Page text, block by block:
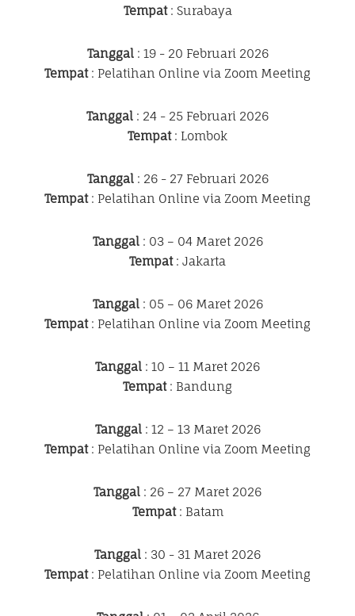
Tempat: Surabaya
Tanggal: 19 - 20 Februari 2026
Tempat: Pelatihan Online via Zoom Meeting
Tanggal : 24 - 25 Februari 2026
Tempat: Lombok
Tanggal: 26 - 27 Februari 2026
Tempat: Pelatihan Online via Zoom Meeting
Tanggal: 03 – 04 Maret 2026
Tempat: Jakarta
Tanggal: 05 – 06 Maret 2026
Tempat: Pelatihan Online via Zoom Meeting
Tanggal : 10 – 11 Maret 2026
Tempat: Bandung
Tanggal: 12 – 13 Maret 2026
Tempat: Pelatihan Online via Zoom Meeting
Tanggal : 26 – 27 Maret 2026
Tempat: Batam
Tanggal : 30 - 31 Maret 2026
Tempat: Pelatihan Online via Zoom Meeting